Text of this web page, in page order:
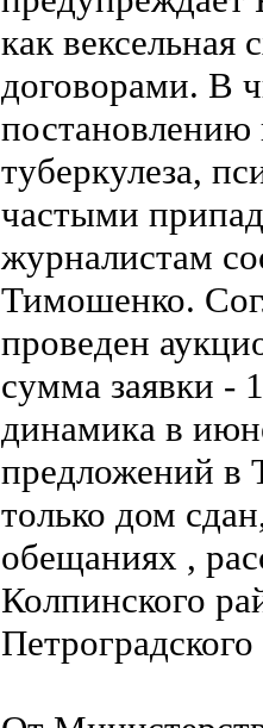
как вексельная
договорами. В
постановлению
туберкулеза,
частыми
журналистам
Тимошенко.
проведен
сумма заявки -
динамика в
предложений в
только дом
обещаниях ,
Колпинского